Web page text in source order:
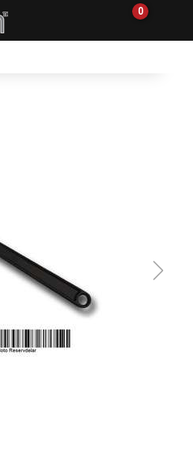
0
Reservdelar
Sprängskisser